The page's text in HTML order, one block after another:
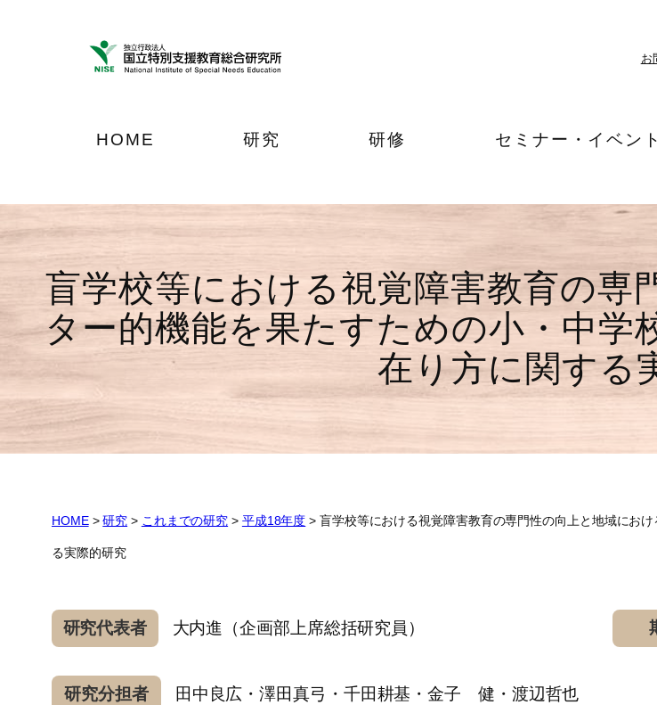
ジ
ャ
へ
ジ
プ
お
HOME 研究 研修 セミナー・イベント
盲学校等における視覚障害教育の専
ター的機能を果たすための小・中学
在り方に関する
HOME>研究 > これまでの研究 > 平成18年度 > 盲学校等における視覚障害教育の専門性の向上と地域にお
る実際的研究
研究代表者 大内進（企画部上席総括研究員）
研究分担者 田中良広・澤田真弓・千田耕基・金子 健・渡辺哲也